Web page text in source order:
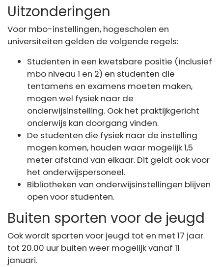
Uitzonderingen
Voor mbo-instellingen, hogescholen en
universiteiten gelden de volgende regels:
Studenten in een kwetsbare positie (inclusief
mbo niveau 1 en 2) en studenten die
tentamens en examens moeten maken,
mogen wel fysiek naar de
onderwijsinstelling. Ook het praktijkgericht
onderwijs kan doorgang vinden.
De studenten die fysiek naar de instelling
mogen komen, houden waar mogelijk 1,5
meter afstand van elkaar. Dit geldt ook voor
het onderwijspersoneel.
Bibliotheken van onderwijsinstellingen blijven
open voor studenten.
Buiten sporten voor de jeugd
Ook wordt sporten voor jeugd tot en met 17 jaar
tot 20.00 uur buiten weer mogelijk vanaf 11
januari.